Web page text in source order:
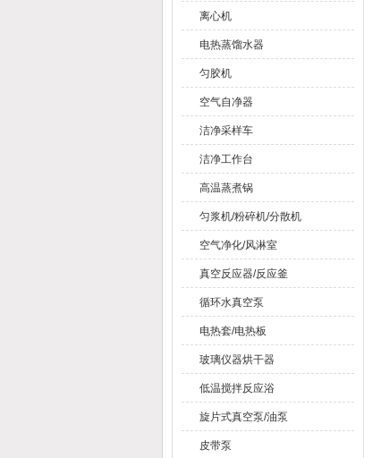
离心机
电热蒸馏水器
匀胶机
空气自净器
洁净采样车
洁净工作台
高温蒸煮锅
匀浆机/粉碎机/分散机
空气净化/风淋室
真空反应器/反应釜
循环水真空泵
电热套/电热板
玻璃仪器烘干器
低温搅拌反应浴
旋片式真空泵/油泵
皮带泵